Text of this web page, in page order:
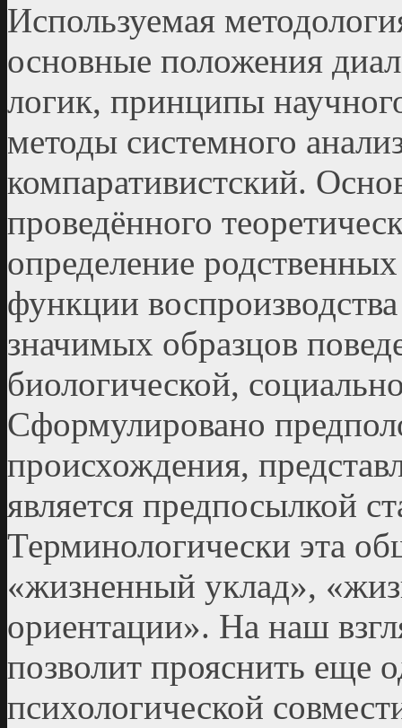
Используемая
основные положения
логик, принципы
методы системного
компаративистский.
проведённого
определение
функции
значимых образцов
биологической,
Сформулировано
происхождения,
является предпосылкой
Терминологически эта
«жизненный уклад»,
ориентации». На наш
позволит прояснить еще
психологической